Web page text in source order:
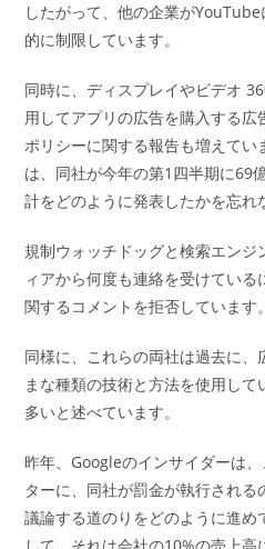
したがって、他の企業が
的に制限しています。
同時に、ディスプレイやビデオ
用してアプリの広告を購入する
ポリシーに関する報告も増えて
は、同社が今年の第1四半期に69
計をどのように発表したかを忘れ
規制ウォッチドッグと検索エン
ィアから何度も連絡を受けてい
関するコメントを拒否しています。
同様に、これらの両社は過去に
まな種類の技術と方法を使用し
多いと述べています。
昨年、Googleのインサイダーは
ターに、同社が罰金が執行され
議論する道のりをどのように進め